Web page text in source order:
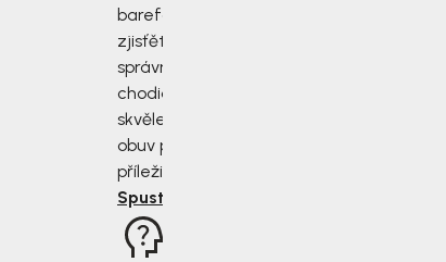
barefoot bot
zjisťěte jak
správně změřit
chodidla a vybrat
skvěle padnoucí
obuv pro každou
příležitost.
Spustit rádce